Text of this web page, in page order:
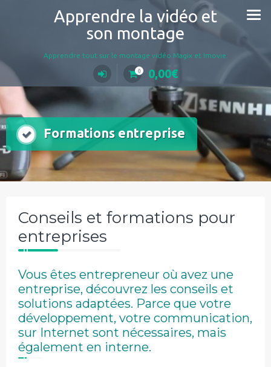
Apprendre la vidéo et
son montage
Apprendre tout sur le montage vidéo Magix et Imovie.
0 0,00€
Formations entreprise
Conseils et formations pour
entreprises
Vous êtes entrepreneur où avez une
entreprise, découvrez les conseils et
solutions adaptées. Parce que votre
développement, votre communication,
sur Internet sont nécessaires, mais
également en interne.